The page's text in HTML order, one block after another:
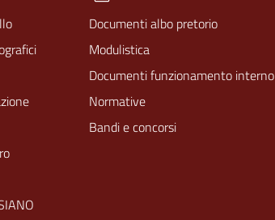
Documenti albo pretorio
Modulistica
Documenti funzionamento interno
Normative
Bandi e concorsi